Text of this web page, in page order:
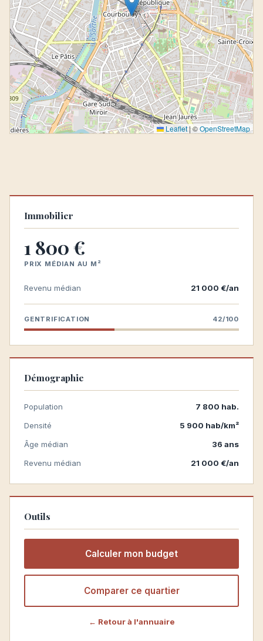
Leaflet|©OpenStreetMap
Immobilier
1 800 €
PRIX MÉDIAN AU M²
Revenu médian 21 000 €/an
GENTRIFICATION 42/100
Démographie
Population
7 800 hab.
Densité
5 900 hab/km²
Âge médian
36 ans
Revenu médian
21 000 €/an
Outils
Calculer mon budget
Comparer ce quartier
← Retour à l'annuaire